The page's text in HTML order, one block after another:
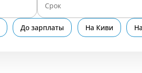
Срок
До зарплаты На Киви